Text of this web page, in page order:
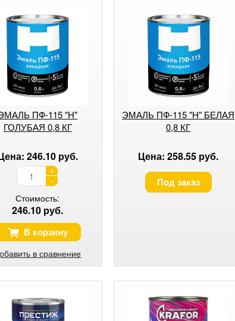
ПФ-115 "H"
ГОЛУБАЯ 0,8 КГ
246.10 руб.
+
-
Стоимость:
246.10 руб.
В корзину
в сравнение
ЭМАЛЬ ПФ-115 "H" БЕЛАЯ
0,8 КГ
Цена: 258.55 руб.
Под заказ